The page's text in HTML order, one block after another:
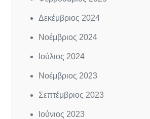
Δεκέμβριος 2024
Νοέμβριος 2024
Ιούλιος 2024
Νοέμβριος 2023
Σεπτέμβριος 2023
Ιούνιος 2023